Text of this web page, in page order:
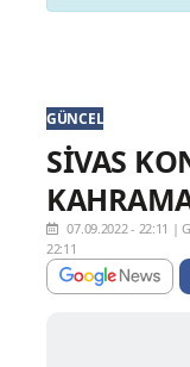
GÜNCEL
SİVAS
07.09.2022 - 22:11 |
22:11